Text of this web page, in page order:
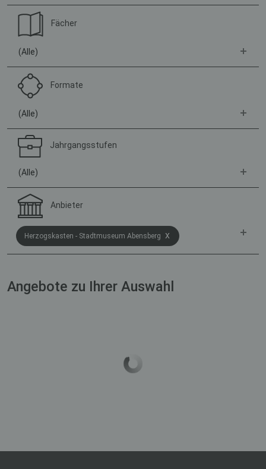
Fächer
(Alle)
Formate
(Alle)
Jahrgangsstufen
(Alle)
Anbieter
Herzogskasten - Stadtmuseum Abensberg x
Angebote zu Ihrer Auswahl